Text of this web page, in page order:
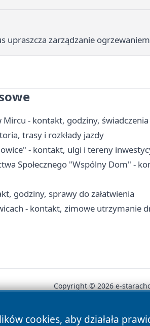
upraszcza zarządzanie
Mircu - kontakt, godziny,
trasy i rozkłady jazdy
- kontakt, ulgi i tereny
Społecznego "Wspólny Dom" -
godziny, sprawy do załatwienia
- kontakt, zimowe utrzymanie
cookies, aby działała
Copyright © 2026 e-
News Autorzy